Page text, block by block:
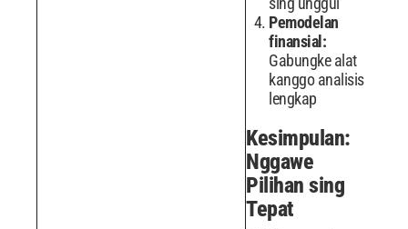
Pemodelan
finansial:
Gabungke alat
kanggo analisis
lengkap
Kesimpulan:
Nggawe
Pilihan sing
Tepat